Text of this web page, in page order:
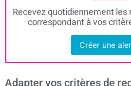
Recevez quotidiennement les
correspondant à vos
Créer une
Adapter vos critères de